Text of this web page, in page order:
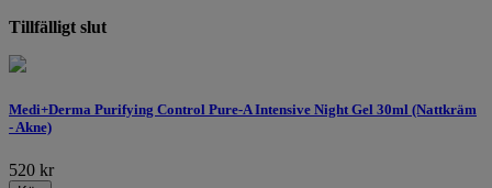
Tillfälligt slut
Medi+Derma Purifying Control Pure-A Intensive Night Gel 30ml (Nattkräm
- Akne)
520 kr